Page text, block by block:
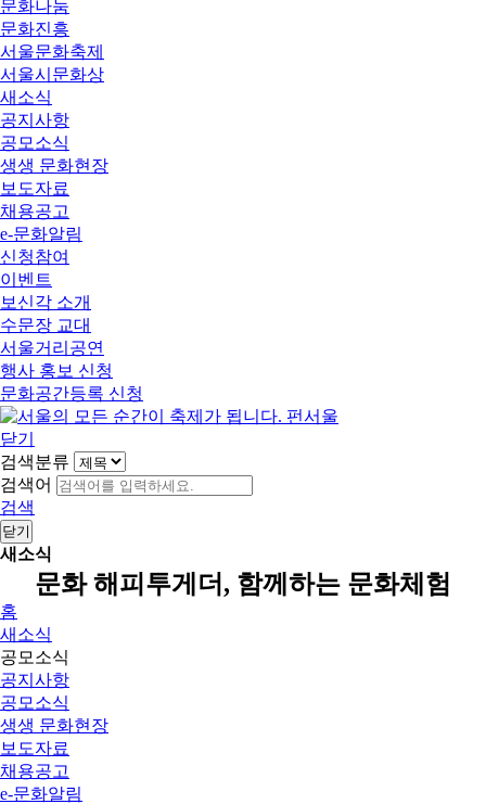
문화나눔
문화진흥
서울문화축제
서울시문화상
새소식
공지사항
공모소식
생생 문화현장
보도자료
채용공고
e-문화알림
신청참여
이벤트
보신각 소개
수문장 교대
서울거리공연
행사 홍보 신청
문화공간등록 신청
닫기
검색분류
검색어
검색
닫기
새소식
문화 해피투게더, 함께하는 문화체험
홈
새소식
공모소식
공지사항
공모소식
생생 문화현장
보도자료
채용공고
e-문화알림